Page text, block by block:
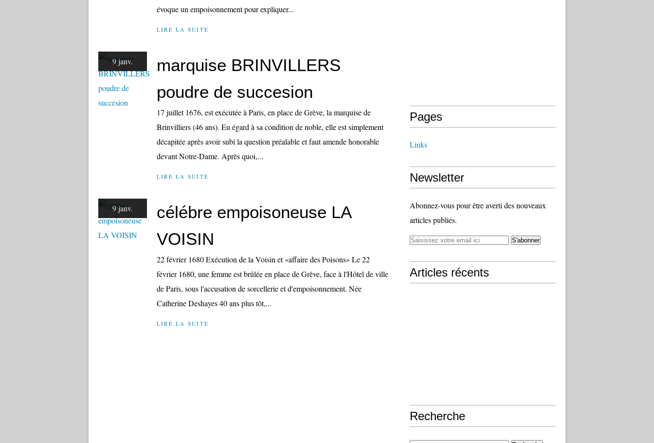
évoque un empoisonnement pour expliquer...
LIRE LA SUITE
9 janv.
marquise BRINVILLERS
poudre de succesion
17 juillet 1676, est exécutée à Paris, en place de Grève, la marquise de
Brinvilliers (46 ans). Eu égard à sa condition de noble, elle est simplement
décapitée après avoir subi la question préalable et faut amende honorable
devant Notre-Dame. Après quoi,...
LIRE LA SUITE
9 janv.
célébre empoisoneuse LA
VOISIN
22 février 1680 Exécution de la Voisin et «affaire des Poisons» Le 22
février 1680, une femme est brûlée en place de Grève, face à l'Hôtel de ville
de Paris, sous l'accusation de sorcellerie et d'empoisonnement. Née
Catherine Deshayes 40 ans plus tôt,...
LIRE LA SUITE
Pages
Links
Newsletter
Abonnez-vous pour être averti des nouveaux
articles publiés.
Articles récents
Recherche